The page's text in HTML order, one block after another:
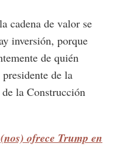
cadena de valor se
inversión, porque
de quién
de la
la Construcción
ofrece Trump en